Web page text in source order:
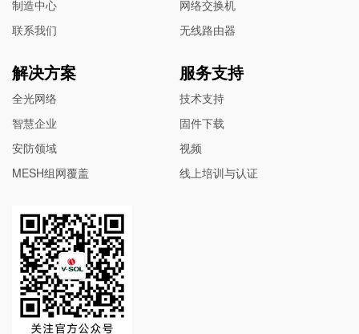
制造中心
联系我们
网络交换机
无线路由器
解决方案
全光网络
智慧企业
安防领域
MESH组网覆盖
服务支持
技术支持
固件下载
视频
线上培训与认证